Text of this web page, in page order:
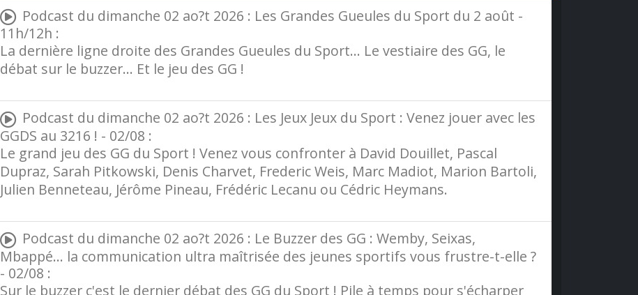
Podcast du dimanche 02 ao?t 2026 : Les Grandes Gueules du Sport du 2 août -
11h/12h :
La dernière ligne droite des Grandes Gueules du Sport... Le vestiaire des GG, le
débat sur le buzzer… Et le jeu des GG !
Podcast du dimanche 02 ao?t 2026 : Les Jeux Jeux du Sport : Venez jouer avec les
GGDS au 3216 ! - 02/08 :
Le grand jeu des GG du Sport ! Venez vous confronter à David Douillet, Pascal
Dupraz, Sarah Pitkowski, Denis Charvet, Frederic Weis, Marc Madiot, Marion Bartoli,
Julien Benneteau, Jérôme Pineau, Frédéric Lecanu ou Cédric Heymans.
Podcast du dimanche 02 ao?t 2026 : Le Buzzer des GG : Wemby, Seixas,
Mbappé... la communication ultra maîtrisée des jeunes sportifs vous frustre-t-elle ?
- 02/08 :
Sur le buzzer c'est le dernier débat des GG du Sport ! Pile à temps pour s'écharper